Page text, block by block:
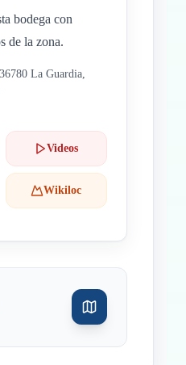
bodega con
de la zona.
La Guardia,
Videos
Wikiloc